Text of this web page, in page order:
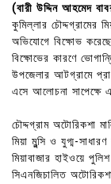
(বারী উদ্দিন আহমেদ
কুমিল্লার চৌদ্দগ্রামের
অভিযোগে বিক্ষোভ
বিক্ষোভের কারণে
উপজেলার আটগ্রামে
এসে আলোচনা সাপেক্ষে
চৌদ্দগ্রাম অটোরিকশা
মিয়া মুন্সি ও যুগ্ম-
মিয়াবাজার হাইওয়ে
সিএনজিচালিত